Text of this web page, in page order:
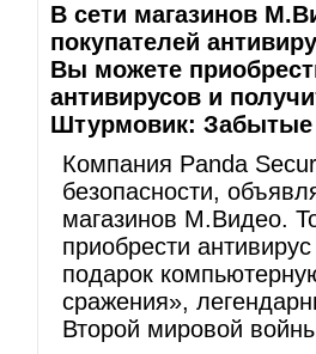
В сети магазинов
покупателей
Вы можете
антивирусов и
Штурмовик: Забытые
Компания Panda
безопасности,
магазинов М.Видео.
приобрести
подарок
сражения»,
Второй мировой